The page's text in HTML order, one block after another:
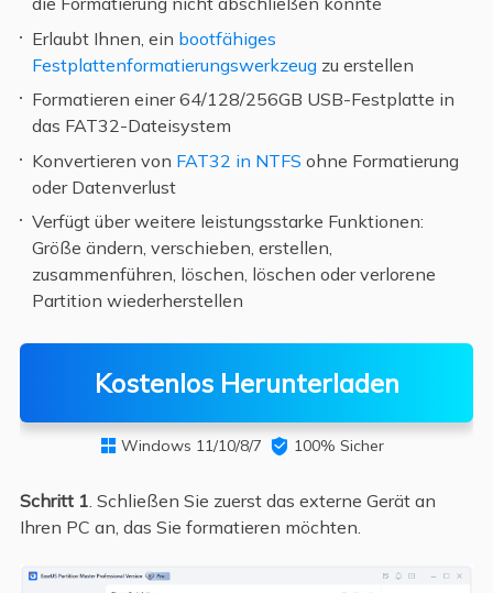
Erlaubt Ihnen, ein bootfähiges
Festplattenformatierungswerkzeug zu erstellen
Formatieren einer 64/128/256GB USB-Festplatte in
das FAT32-Dateisystem
Konvertieren von FAT32 in NTFS ohne Formatierung
oder Datenverlust
Verfügt über weitere leistungsstarke Funktionen:
Größe ändern, verschieben, erstellen,
zusammenführen, löschen, löschen oder verlorene
Partition wiederherstellen
Kostenlos Herunterladen
 Windows 11/10/8/7  100% Sicher
Schritt 1 . Schließen Sie zuerst das externe Gerät an
Ihren PC an, das Sie formatieren möchten.